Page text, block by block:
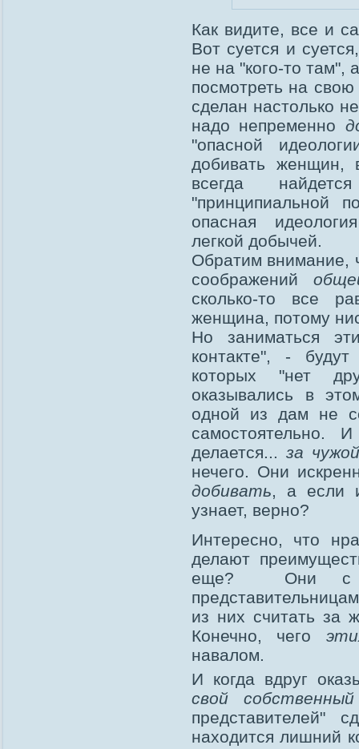
Как видите, все и
Вот суется и
не на "кого-то там",
посмотреть на
сделан настолько
надо непременно
"опасной
добивать женщин,
всегда
"принципиальной
опасная
легкой добычей.
Обратим внимание,
соображений
сколько-то все
женщина, потому
Но заниматься
контакте", -
которых "нет
оказывались в
одной из дам не
делается...
за
нечего. Они
добивать , а если
узнает, верно?
Интересно, что
делают
еще? Они с
из них считать за
Конечно, чего
навалом.
И когда вдруг
свой
представителей"
находится лишний